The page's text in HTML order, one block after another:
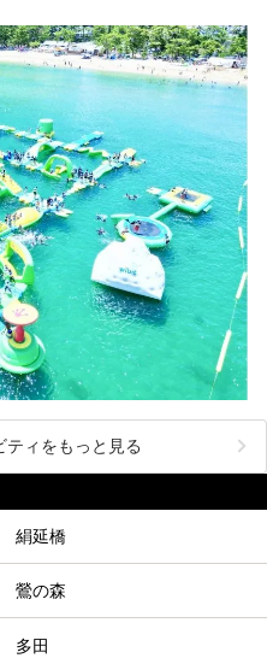
ティをもっと見る
絹延橋
鶯の森
多田